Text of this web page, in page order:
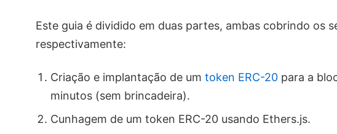
Este guia é dividido em duas partes, ambas cobrindo os
respectivamente:
Criação e implantação de um token ERC-20 para a
minutos (sem brincadeira).
Cunhagem de um token ERC-20 usando Ethers.js.